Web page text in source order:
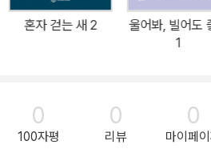
내 보는 내내 감정을 곱씹게 만들고 깊
>는 서사희 작가만의 뛰어난 필력까지
하게 된 이석. 이야기는 두 사람의 과거
담하면서도 섬세한 문장들로 진행된다.
지내는 동안 이석을 사랑하게 되어버린
혼자 걷는 새 2
울어봐, 빌어도
1
0
100자평
0
리뷰
0
마이페이